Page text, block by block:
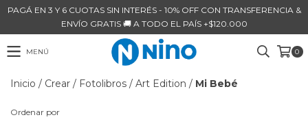
PAGÁ EN 3 Y 6 CUOTAS SIN INTERÉS - 10% OFF CON TRANSFERENCIA &
ENVÍO GRATIS 🚚 A TODO EL PAÍS +$120.000
MENÚ 0
Inicio / Crear / Fotolibros / Art Edition / Mi Bebé
Ordenar por